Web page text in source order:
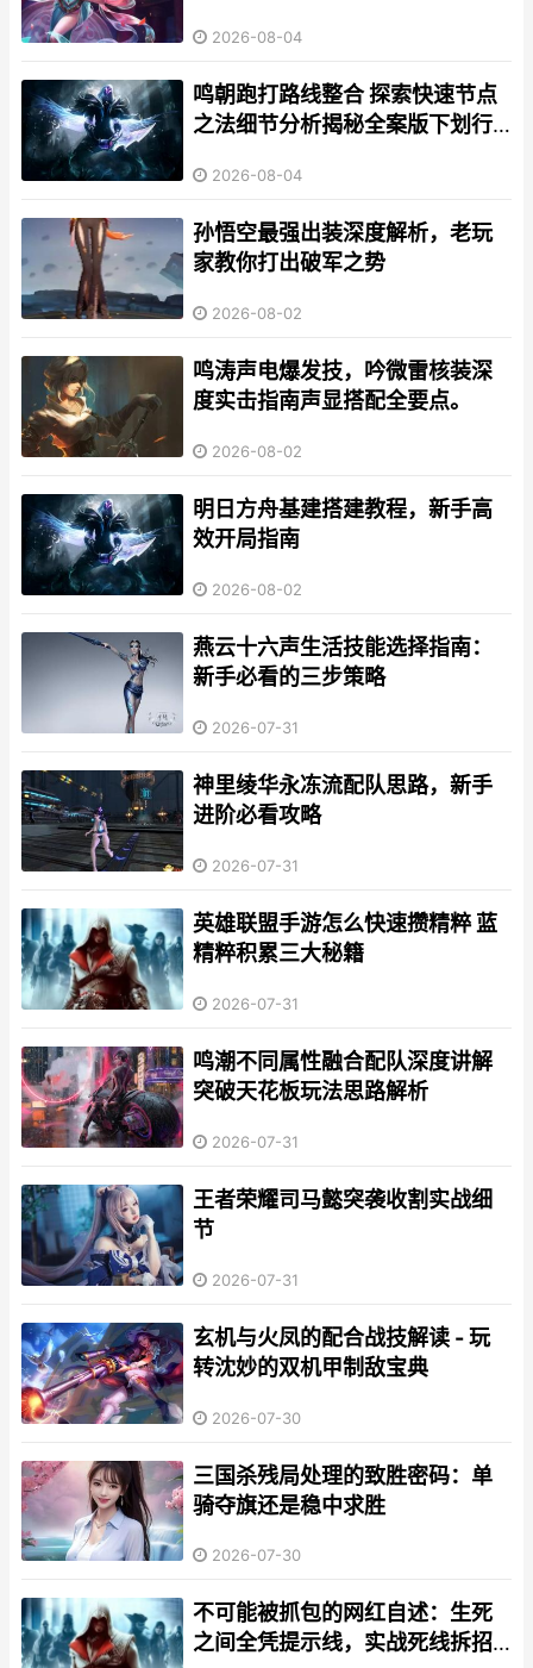
2026-08-04
鸣朝跑打路线整合 探索快速节点
之法细节分析揭秘全案版下划行
玩家应用方案思路
2026-08-04
孙悟空最强出装深度解析，老玩
家教你打出破军之势
2026-08-02
鸣涛声电爆发技，吟微雷核装深
度实击指南声显搭配全要点。
2026-08-02
明日方舟基建搭建教程，新手高
效开局指南
2026-08-02
燕云十六声生活技能选择指南：
新手必看的三步策略
2026-07-31
神里绫华永冻流配队思路，新手
进阶必看攻略
2026-07-31
英雄联盟手游怎么快速攒精粹 蓝
精粹积累三大秘籍
2026-07-31
鸣潮不同属性融合配队深度讲解
突破天花板玩法思路解析
2026-07-31
王者荣耀司马懿突袭收割实战细
节
2026-07-31
玄机与火凤的配合战技解读 - 玩
转沈妙的双机甲制敌宝典
2026-07-30
三国杀残局处理的致胜密码：单
骑夺旗还是稳中求胜
2026-07-30
不可能被抓包的网红自述：生死
之间全凭提示线，实战死线拆招